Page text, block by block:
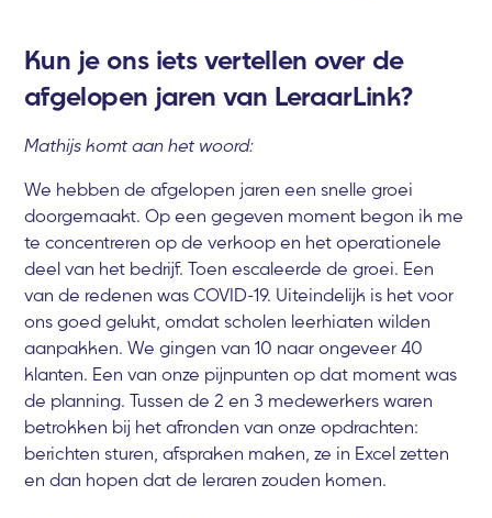
Kun je ons iets vertellen over de
afgelopen jaren van LeraarLink?
Mathijs komt aan het woord:
We hebben de afgelopen jaren een snelle groei
doorgemaakt. Op een gegeven moment begon ik me
te concentreren op de verkoop en het operationele
deel van het bedrijf. Toen escaleerde de groei. Een
van de redenen was COVID-19. Uiteindelijk is het voor
ons goed gelukt, omdat scholen leerhiaten wilden
aanpakken. We gingen van 10 naar ongeveer 40
klanten. Een van onze pijnpunten op dat moment was
de planning. Tussen de 2 en 3 medewerkers waren
betrokken bij het afronden van onze opdrachten:
berichten sturen, afspraken maken, ze in Excel zetten
en dan hopen dat de leraren zouden komen.